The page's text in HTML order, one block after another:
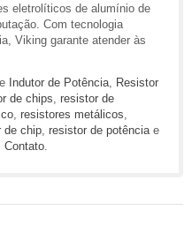
eletrolíticos de alumínio de
Com tecnologia
Viking garante atender às
Indutor de Potência
Resistor
de chips resistor de
resistores metálicos
de chip resistor de potência e
Contato